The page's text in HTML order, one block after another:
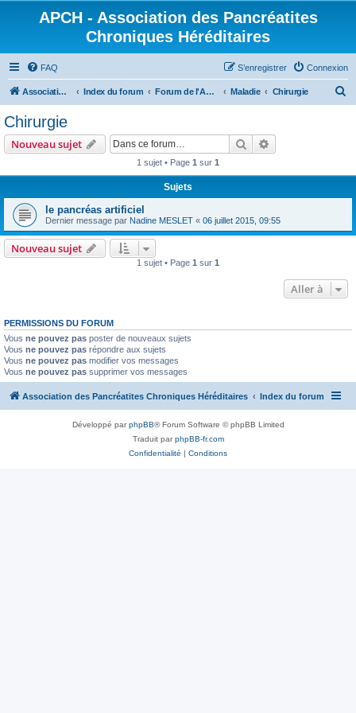
APCH - Association des Pancréatites
Chroniques Héréditaires
FAQ Connexion
S’enregistrer
Association des Pancréatites Chroniques Héréditaires Index du forum Forum de l'APCH Maladie Chirurgie
Chirurgie
Nouveau sujet Rechercher
1 sujet • Page 1 sur 1
Sujets
le pancréas artificiel
Dernier message par Nadine MESLET « 06 juillet 2015, 09:55
Nouveau sujet
1 sujet • Page 1 sur 1
Aller à
PERMISSIONS DU FORUM
Vous ne pouvez pas poster de nouveaux sujets
Vous ne pouvez pas répondre aux sujets
Vous ne pouvez pas modifier vos messages
Vous ne pouvez pas supprimer vos messages
Association des Pancréatites Chroniques Héréditaires Index du forum
Développé parphpBB® Forum Software © phpBB Limited
Traduit parphpBB-fr.com
Confidentialité | Conditions